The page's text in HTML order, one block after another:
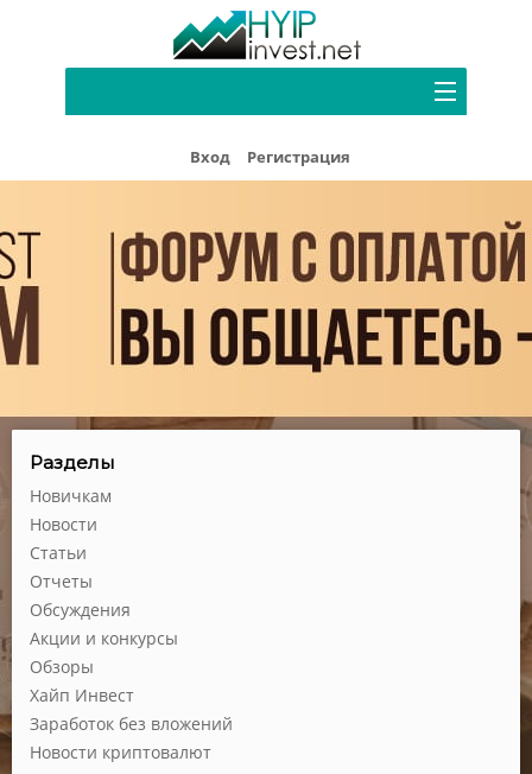
Рефбек
Реклама
Вход Регистрация
Разделы
Новичкам
Новости
Статьи
Отчеты
Обсуждения
Акции и конкурсы
Обзоры
Хайп Инвест
Заработок без вложений
Новости криптовалют